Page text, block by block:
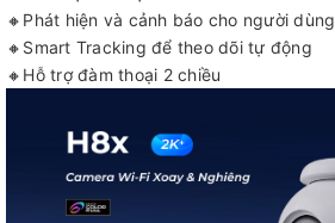
🔸Phát hiện và cảnh báo cho người dùng
🔸Smart Tracking để theo dõi tự động
🔸Hỗ trợ đàm thoại 2 chiều